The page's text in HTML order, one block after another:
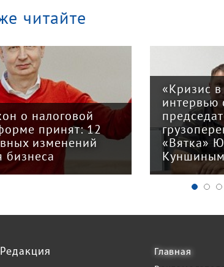
читайте
о налоговой
принят: 12
изменений
бизнеса
«Кризис
интервью
«Вятка»
Редакция
Главная